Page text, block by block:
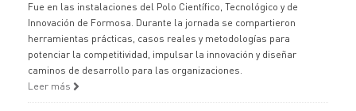
Fue en las instalaciones del Polo Científico, Tecnológico y de
Innovación de Formosa. Durante la jornada se compartieron
herramientas prácticas, casos reales y metodologías para
potenciar la competitividad, impulsar la innovación y diseñar
caminos de desarrollo para las organizaciones.
Leer más